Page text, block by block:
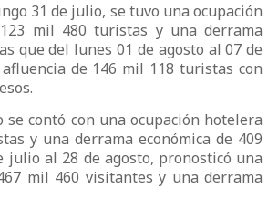
31 de julio, se tuvo una ocupación
mil 480 turistas y una derrama
que del lunes 01 de agosto al 07 de
de 146 mil 118 turistas con
contó con una ocupación hotelera
y una derrama económica de 409
julio al 28 de agosto, pronosticó una
mil 460 visitantes y una derrama